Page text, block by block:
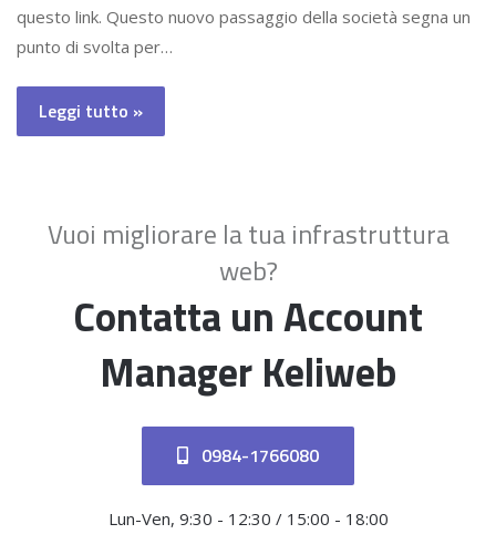
questo link. Questo nuovo passaggio della società segna un
punto di svolta per…
Leggi tutto »
Vuoi migliorare la tua infrastruttura
web?
Contatta un Account
Manager Keliweb
0984-1766080
Lun-Ven, 9:30 - 12:30 / 15:00 - 18:00